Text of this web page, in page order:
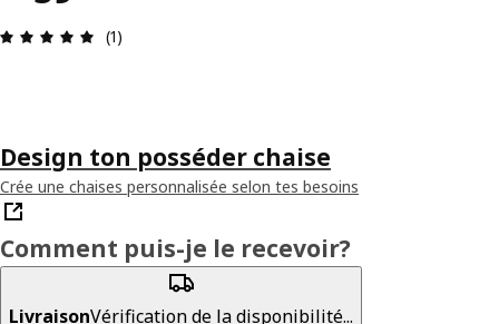
Avis: 5 sur 5 étoiles. Nombre total d’avis: 1
(1)
Design ton posséder chaise
Crée une chaises personnalisée selon tes besoins
Comment puis-je le recevoir?
LivraisonVérification de la disponibilité...